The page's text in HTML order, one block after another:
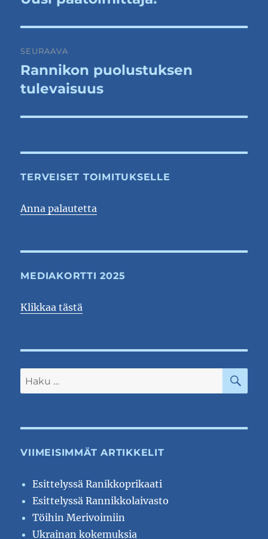
SEURAAVA
Seuraava
artikkeli:
Rannikon puolustuksen
tulevaisuus
TERVEISET TOIMITUKSELLE
Anna palautetta
MEDIAKORTTI 2025
Klikkaa tästä
Etsi:
VIIMEISIMMÄT ARTIKKELIT
Esittelyssä Ranikkoprikaati
Esittelyssä Rannikkolaivasto
Töihin Merivoimiin
Ukrainan kokemuksia